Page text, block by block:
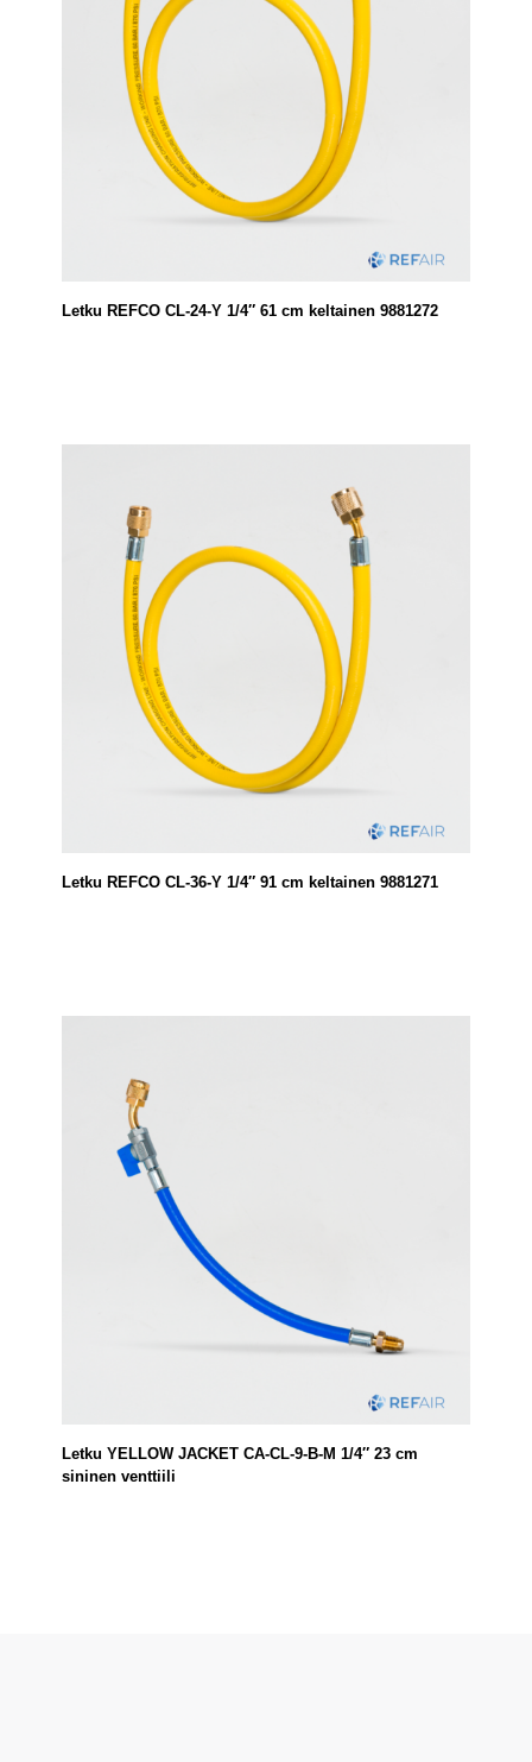
Letku REFCO CL-24-Y 1/4″ 61 cm keltainen 9881272
Letku REFCO CL-36-Y 1/4″ 91 cm keltainen 9881271
Letku YELLOW JACKET CA-CL-9-B-M 1/4″ 23 cm
sininen venttiili